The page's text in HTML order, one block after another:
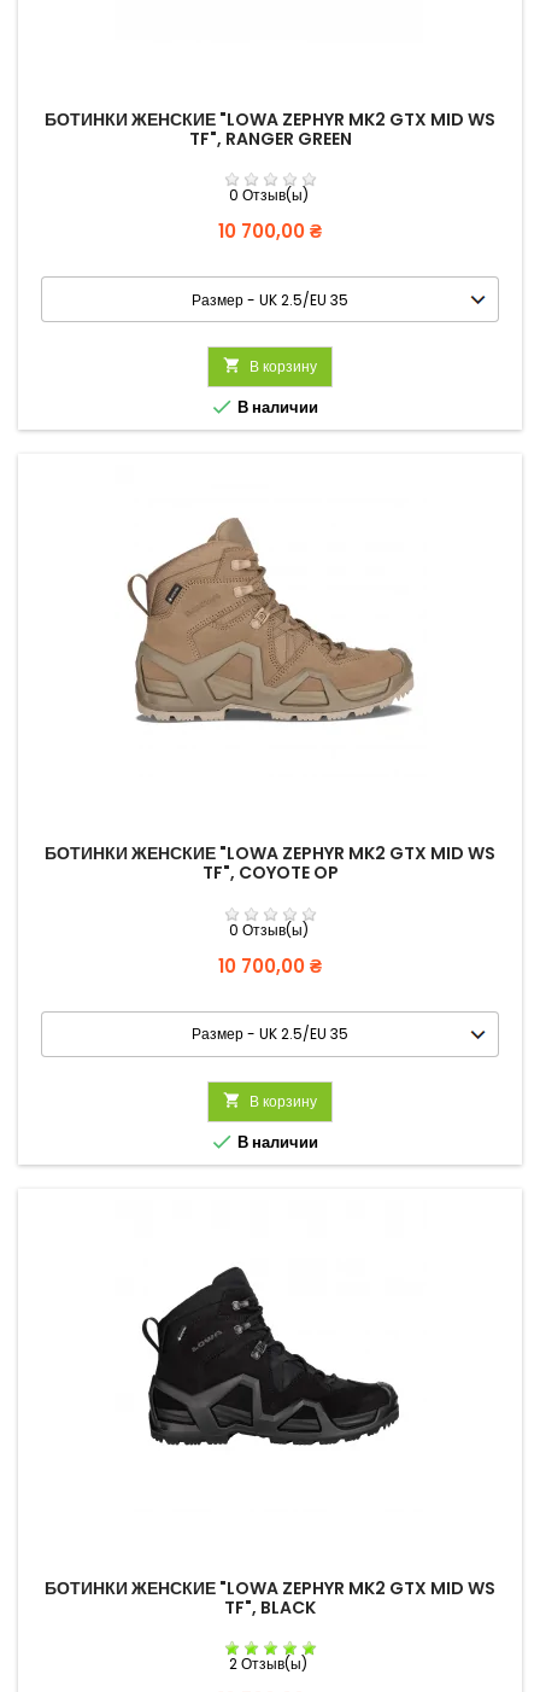
БОТИНКИ ЖЕНСКИЕ "LOWA ZEPHYR MK2 GTX MID WS
TF", RANGER GREEN
0 Отзыв(ы)
Цена
10 700,00 ₴
 В корзину
 В наличии
БОТИНКИ ЖЕНСКИЕ "LOWA ZEPHYR MK2 GTX MID WS
TF", COYOTE OP
0 Отзыв(ы)
Цена
10 700,00 ₴
 В корзину
 В наличии
БОТИНКИ ЖЕНСКИЕ "LOWA ZEPHYR MK2 GTX MID WS
TF", BLACK
2 Отзыв(ы)